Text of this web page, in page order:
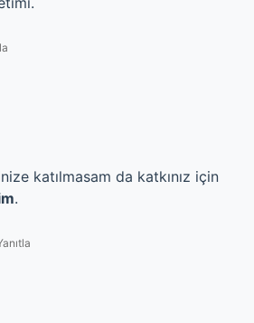
katılmasam da katkınız için
.